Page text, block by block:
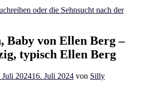
oder die Sehnsucht nach der
Baby von Ellen Berg –
typisch Ellen Berg
Juli 202416. Juli 2024 von Silly